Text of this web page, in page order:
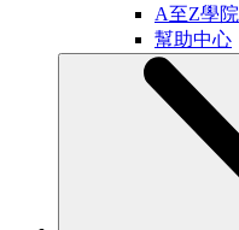
A至Z學院
幫助中心